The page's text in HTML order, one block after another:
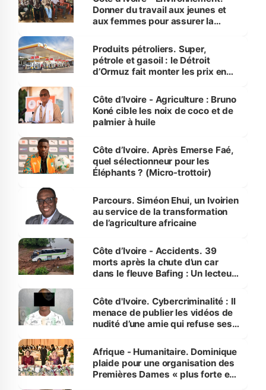
Donner du travail aux jeunes et
aux femmes pour assurer la
menacées
Produits pétroliers. Super,
pétrole et gasoil : le Détroit
d’Ormuz fait monter les prix en
Côte d’Ivoire - Agriculture : Bruno
Koné cible les noix de coco et de
palmier à huile
Côte d’Ivoire. Après Emerse Faé,
quel sélectionneur pour les
Éléphants ? (Micro-trottoir)
Parcours. Siméon Ehui, un Ivoirien
au service de la transformation
de l’agriculture africaine
Côte d’Ivoire - Accidents. 39
morts après la chute d’un car
dans le fleuve Bafing : Un lecteur
des Transports
Côte d'Ivoire. Cybercriminalité : Il
menace de publier les vidéos de
nudité d’une amie qui refuse ses
Afrique - Humanitaire. Dominique
plaide pour une organisation des
Premières Dames « plus forte et